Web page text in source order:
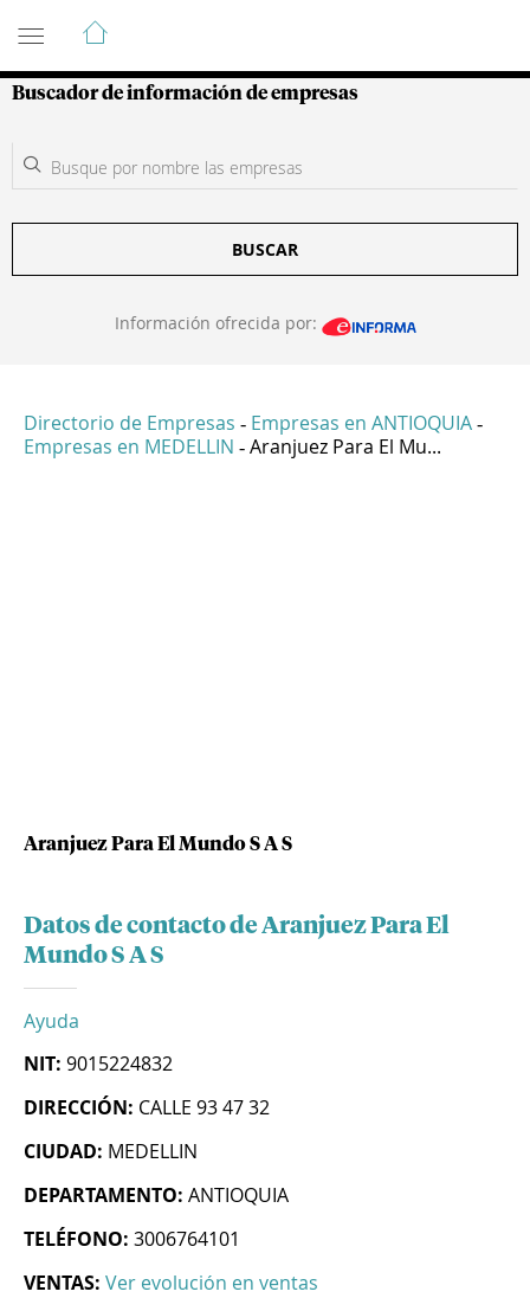
Guía de Empresas Colombianas
Buscador de información de empresas
BUSCAR
Información ofrecida por:
Directorio de Empresas - Empresas en ANTIOQUIA -
Empresas en MEDELLIN - Aranjuez Para El Mu...
Aranjuez Para El Mundo S A S
Datos de contacto de Aranjuez Para El
Mundo S A S
Ayuda
NIT: 9015224832
DIRECCIÓN: CALLE 93 47 32
CIUDAD: MEDELLIN
DEPARTAMENTO: ANTIOQUIA
TELÉFONO: 3006764101
VENTAS: Ver evolución en ventas